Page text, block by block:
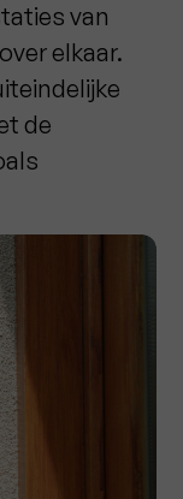
van
elkaar.
de